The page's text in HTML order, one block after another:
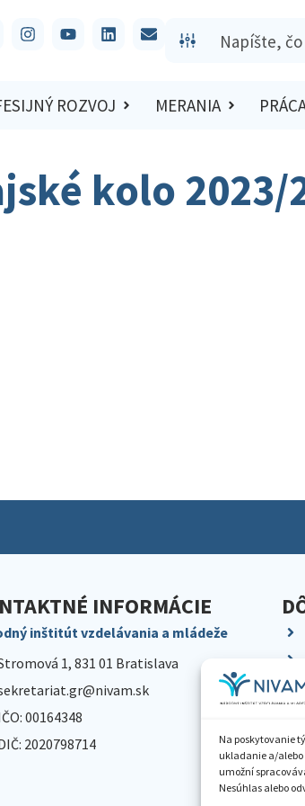
Na poskytovanie
ukladanie a/
umožní
Nesúhlas alebo
ROZVOJ MERANIA
kolo 2023/
INFORMÁCIE
inštitút vzdelávania a mládeže
1, 831 01 Bratislava
00164348
2020798714